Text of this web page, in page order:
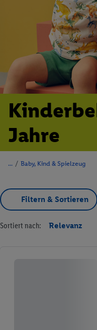
Jahre
/ Baby, Kind & Spielzeug
Filtern & Sortieren
Sortiert nach: Relevanz